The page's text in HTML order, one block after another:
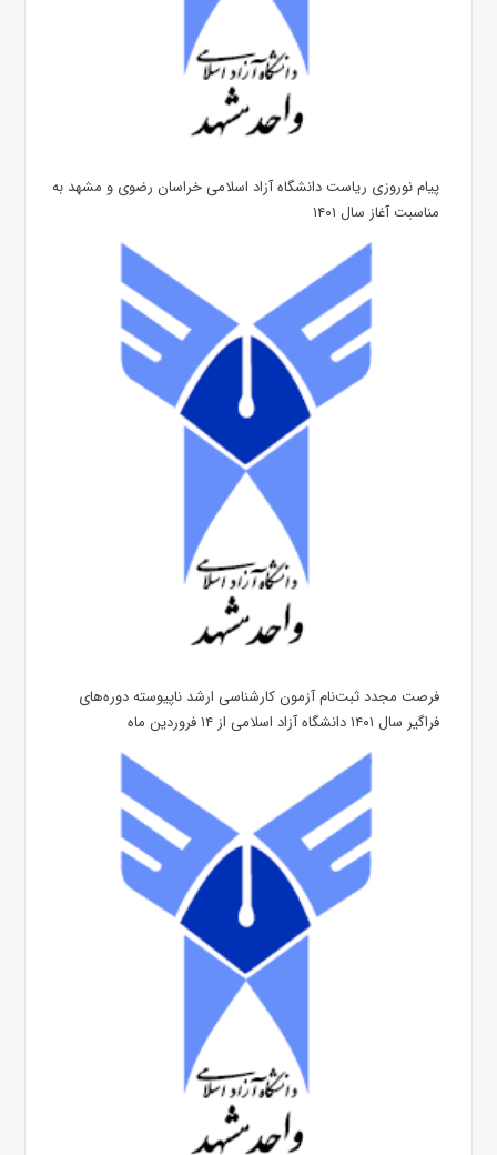
پیام نوروزی ریاست دانشگاه آزاد اسلامی خراسان رضوی و مشهد به
مناسبت آغاز سال ۱۴۰۱
فرصت مجدد ثبت‌نام آزمون کارشناسی ارشد ناپیوسته دوره‌های
فراگیر سال ۱۴۰۱ دانشگاه آزاد اسلامی از ۱۴ فروردین ماه